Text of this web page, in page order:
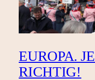
EUROPA.
RICHTIG!